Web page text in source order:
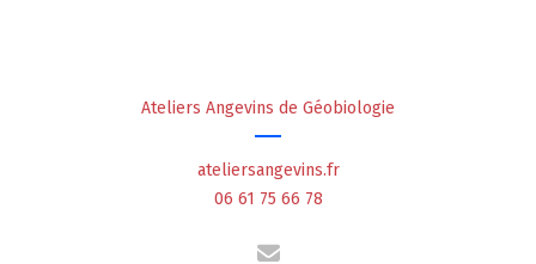
Ateliers Angevins de Géobiologie
ateliersangevins.fr
06 61 75 66 78